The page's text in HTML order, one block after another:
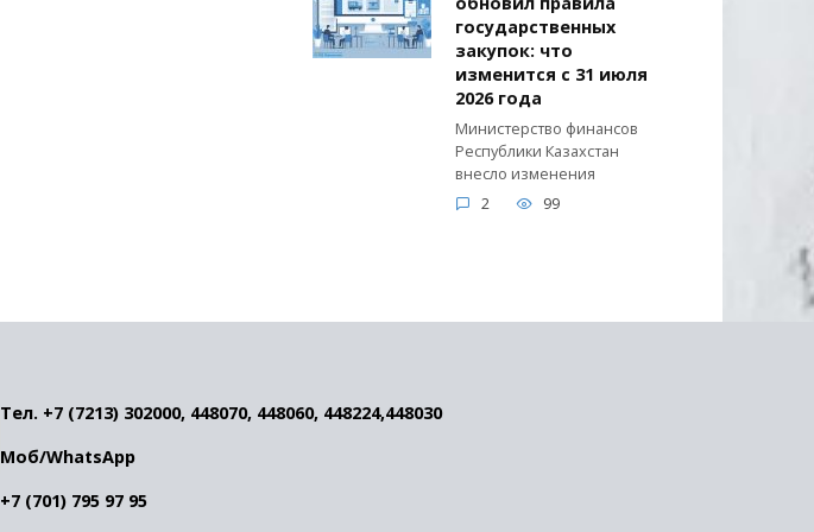
государственных
закупок: что
изменится с 31 июля
2026 года
Министерство финансов
Республики Казахстан
внесло изменения
2
99
Тел. +7 (7213) 302000, 448070, 448060, 448224,448030
Моб/WhatsApp
+7 (701) 795 97 95